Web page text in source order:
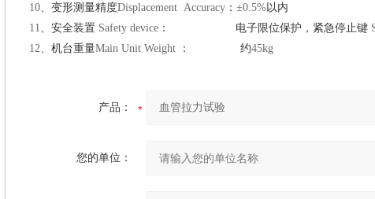
10、变形测量精度Displacement Accuracy ：±0.5%以内
11、安全装置 Safety device ： 电子限位保护，紧急停止键
12、机台重量Main Unit Weight ： 约45kg
产品：
您的单位：